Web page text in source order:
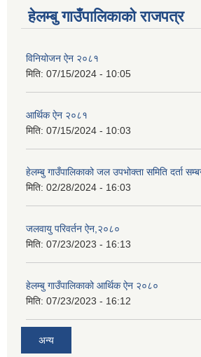
हेलम्बु गाउँपालिकाको राजपत्र
विनियोजन ऐन २०८१
मिति: 07/15/2024 - 10:05
आर्थिक ऐन २०८१
मिति: 07/15/2024 - 10:03
हेलम्बु गाउँपालिकाको जल उपभोक्ता समिति दर्ता
मिति: 02/28/2024 - 16:03
जलवायु परिवर्तन ऐन,२०८०
मिति: 07/23/2023 - 16:13
हेलम्बु गाउँपालिकाको आर्थिक ऐन २०८०
मिति: 07/23/2023 - 16:12
अन्य